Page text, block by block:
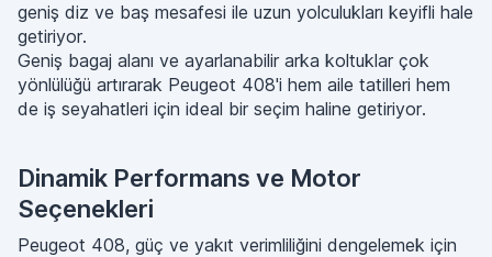
geniş diz ve baş mesafesi ile uzun yolculukları keyifli hale
getiriyor.
Geniş bagaj alanı ve ayarlanabilir arka koltuklar çok
yönlülüğü artırarak Peugeot 408'i hem aile tatilleri hem
de iş seyahatleri için ideal bir seçim haline getiriyor.
Dinamik Performans ve Motor
Seçenekleri
Peugeot 408, güç ve yakıt verimliliğini dengelemek için